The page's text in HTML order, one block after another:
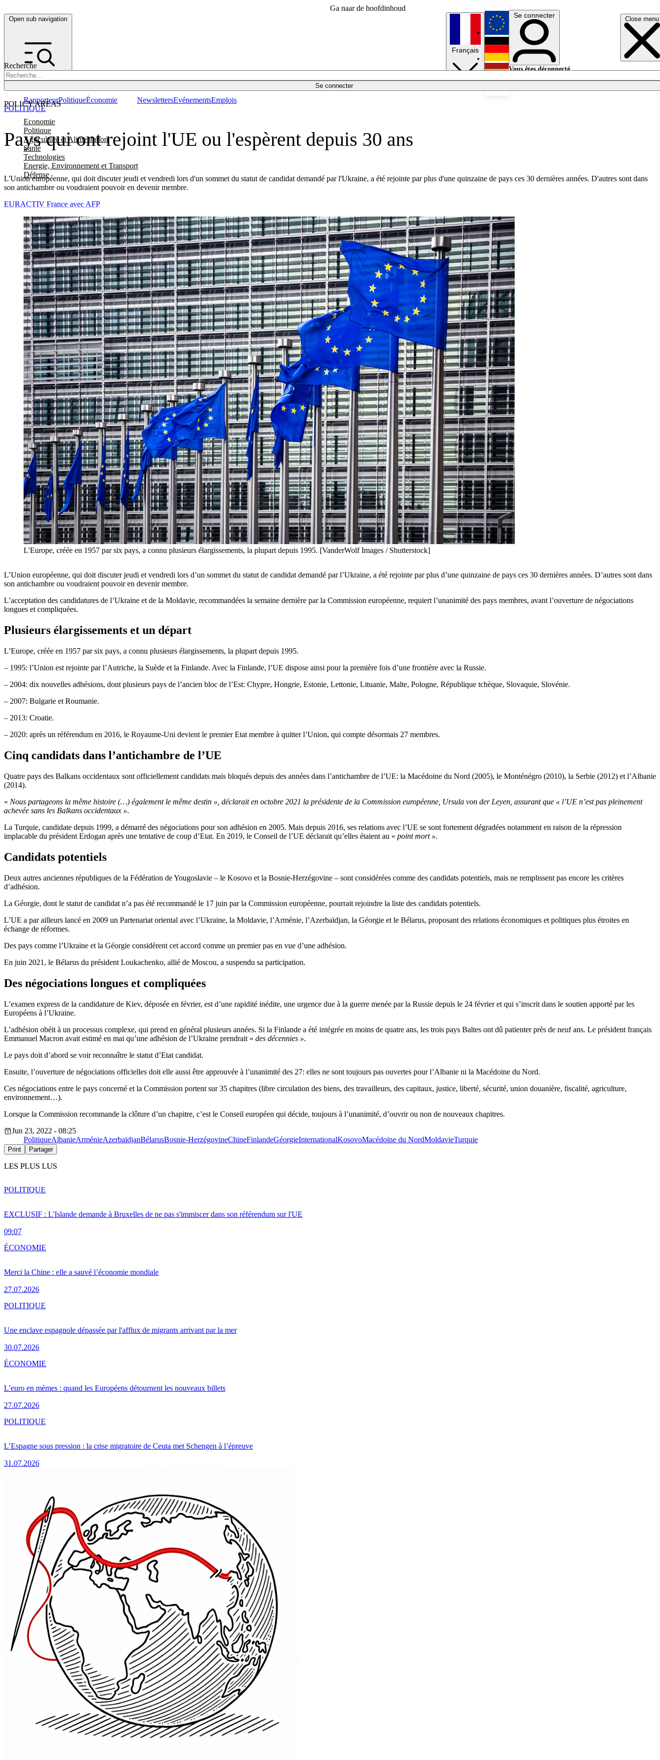
Ga naar de hoofdinhoud
Open sub navigation Close menu
Recherche
Se connecter
POLICY AREAS
Economie
Politique
Agriculture et Alimentation
Santé
Technologies
Energie, Environnement et Transport
Défense
RapporteurPolitiqueÉconomie NewslettersEvénementsEmplois
Français
English
Deutsch
Se connecter
Vous êtes déconnecté.
Pays qui ont rejoint l'UE ou l'espèrent depuis 30 ans
L'Union européenne, qui doit discuter jeudi et vendredi lors d'un sommet du statut de candidat demandé par l'Ukraine, a été rejointe par plus d'une quinzaine de pays ces 30 dernières années. D'autres sont dans
son antichambre ou voudraient pouvoir en devenir membre.
POLITIQUE
EURACTIV France avec AFP
L'Europe, créée en 1957 par six pays, a connu plusieurs élargissements, la plupart depuis 1995. [VanderWolf Images / Shutterstock]
L’Union européenne, qui doit discuter jeudi et vendredi lors d’un sommet du statut de candidat demandé par l’Ukraine, a été rejointe par plus d’une quinzaine de pays ces 30 dernières années. D’autres sont dans
son antichambre ou voudraient pouvoir en devenir membre.
L’acceptation des candidatures de l’Ukraine et de la Moldavie, recommandées la semaine dernière par la Commission européenne, requiert l’unanimité des pays membres, avant l’ouverture de négociations
longues et compliquées.
Plusieurs élargissements et un départ
L’Europe, créée en 1957 par six pays, a connu plusieurs élargissements, la plupart depuis 1995.
– 1995: l’Union est rejointe par l’Autriche, la Suède et la Finlande. Avec la Finlande, l’UE dispose ainsi pour la première fois d’une frontière avec la Russie.
– 2004: dix nouvelles adhésions, dont plusieurs pays de l’ancien bloc de l’Est: Chypre, Hongrie, Estonie, Lettonie, Lituanie, Malte, Pologne, République tchèque, Slovaquie, Slovénie.
– 2007: Bulgarie et Roumanie.
– 2013: Croatie.
– 2020: après un référendum en 2016, le Royaume-Uni devient le premier Etat membre à quitter l’Union, qui compte désormais 27 membres.
Cinq candidats dans l’antichambre de l’UE
Quatre pays des Balkans occidentaux sont officiellement candidats mais bloqués depuis des années dans l’antichambre de l’UE: la Macédoine du Nord (2005), le Monténégro (2010), la Serbie (2012) et l’Albanie
(2014).
« Nous partageons la même histoire (…) également le même destin », déclarait en octobre 2021 la présidente de la Commission européenne, Ursula von der Leyen, assurant que « l’UE n’est pas pleinement
achevée sans les Balkans occidentaux ».
La Turquie, candidate depuis 1999, a démarré des négociations pour son adhésion en 2005. Mais depuis 2016, ses relations avec l’UE se sont fortement dégradées notamment en raison de la répression
implacable du président Erdogan après une tentative de coup d’Etat. En 2019, le Conseil de l’UE déclarait qu’elles étaient au « point mort ».
Candidats potentiels
Deux autres anciennes républiques de la Fédération de Yougoslavie – le Kosovo et la Bosnie-Herzégovine – sont considérées comme des candidats potentiels, mais ne remplissent pas encore les critères
d’adhésion.
La Géorgie, dont le statut de candidat n’a pas été recommandé le 17 juin par la Commission européenne, pourrait rejoindre la liste des candidats potentiels.
L’UE a par ailleurs lancé en 2009 un Partenariat oriental avec l’Ukraine, la Moldavie, l’Arménie, l’Azerbaïdjan, la Géorgie et le Bélarus, proposant des relations économiques et politiques plus étroites en
échange de réformes.
Des pays comme l’Ukraine et la Géorgie considèrent cet accord comme un premier pas en vue d’une adhésion.
En juin 2021, le Bélarus du président Loukachenko, allié de Moscou, a suspendu sa participation.
Des négociations longues et compliquées
L’examen express de la candidature de Kiev, déposée en février, est d’une rapidité inédite, une urgence due à la guerre menée par la Russie depuis le 24 février et qui s’inscrit dans le soutien apporté par les
Européens à l’Ukraine.
L’adhésion obéit à un processus complexe, qui prend en général plusieurs années. Si la Finlande a été intégrée en moins de quatre ans, les trois pays Baltes ont dû patienter près de neuf ans. Le président français
Emmanuel Macron avait estimé en mai qu’une adhésion de l’Ukraine prendrait « des décennies ».
Le pays doit d’abord se voir reconnaître le statut d’Etat candidat.
Ensuite, l’ouverture de négociations officielles doit elle aussi être approuvée à l’unanimité des 27: elles ne sont toujours pas ouvertes pour l’Albanie ni la Macédoine du Nord.
Ces négociations entre le pays concerné et la Commission portent sur 35 chapitres (libre circulation des biens, des travailleurs, des capitaux, justice, liberté, sécurité, union douanière, fiscalité, agriculture,
environnement…).
Lorsque la Commission recommande la clôture d’un chapitre, c’est le Conseil européen qui décide, toujours à l’unanimité, d’ouvrir ou non de nouveaux chapitres.
Jun 23, 2022 - 08:25
PolitiqueAlbanieArménieAzerbaïdjanBélarusBosnie-HerzégovineChineFinlandeGéorgieInternationalKosovoMacédoine du NordMoldavieTurquie
Print Partager
LES PLUS LUS
EXCLUSIF : L'Islande demande à Bruxelles de ne pas s'immiscer dans son référendum sur l'UE
09:07
POLITIQUE
Merci la Chine : elle a sauvé l’économie mondiale
27.07.2026
ÉCONOMIE
Une enclave espagnole dépassée par l'afflux de migrants arrivant par la mer
30.07.2026
POLITIQUE
L’euro en mèmes : quand les Européens détournent les nouveaux billets
27.07.2026
ÉCONOMIE
L’Espagne sous pression : la crise migratoire de Ceuta met Schengen à l’épreuve
31.07.2026
POLITIQUE